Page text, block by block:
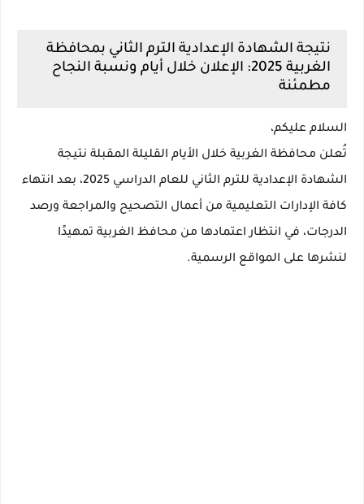
نتيجة الشهادة الإعدادية الترم الثاني بمحافظة
الغربية 2025: الإعلان خلال أيام ونسبة النجاح
مطمئنة
السلام عليكم،
تُعلن محافظة الغربية خلال الأيام القليلة المقبلة نتيجة
الشهادة الإعدادية للترم الثاني للعام الدراسي 2025
، بعد انتهاء
كافة الإدارات التعليمية من أعمال التصحيح والمراجعة ورصد
الدرجات، في انتظار اعتمادها من محافظ الغربية تمهيدًا
لنشرها على المواقع الرسمية.